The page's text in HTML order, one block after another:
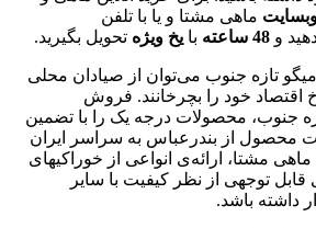
ماهی مشتا و یا با تلفن
و 48 ساعته با یخ ویژه تحویل بگیرید.
تازه جنوب می‌توان از صیادان محلی
اقتصاد خود را بچرخانند. فروش
جنوب، محصولات درجه یک را با تضمین
محصول از بندرعباس به سراسر ایران
مشتا، ارائه‌ی انواعی از خوراکیهای
قابل توجهی از نظر کیفیت با سایر
داشته باشد.